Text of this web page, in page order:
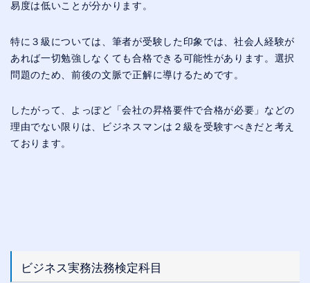
易度は低いことが分かります。
特に３級については、筆者が受験した印象では、社会人経験が
あれば一切勉強しなくても合格できる可能性があります。選択
問題のため、前後の文脈で正解に導けるためです。
したがって、よっぽど「会社の昇格要件で合格が必要」などの
理由でない限りは、ビジネスマンは２級を受験すべきだと考え
ております。
ビジネス実務法務検定科目